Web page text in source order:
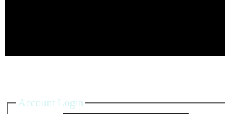
Account Login